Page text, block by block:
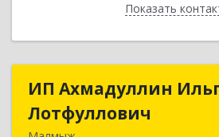
ПоказатьНазад
ИП Ахмадуллин
Лотфуллович
ИП